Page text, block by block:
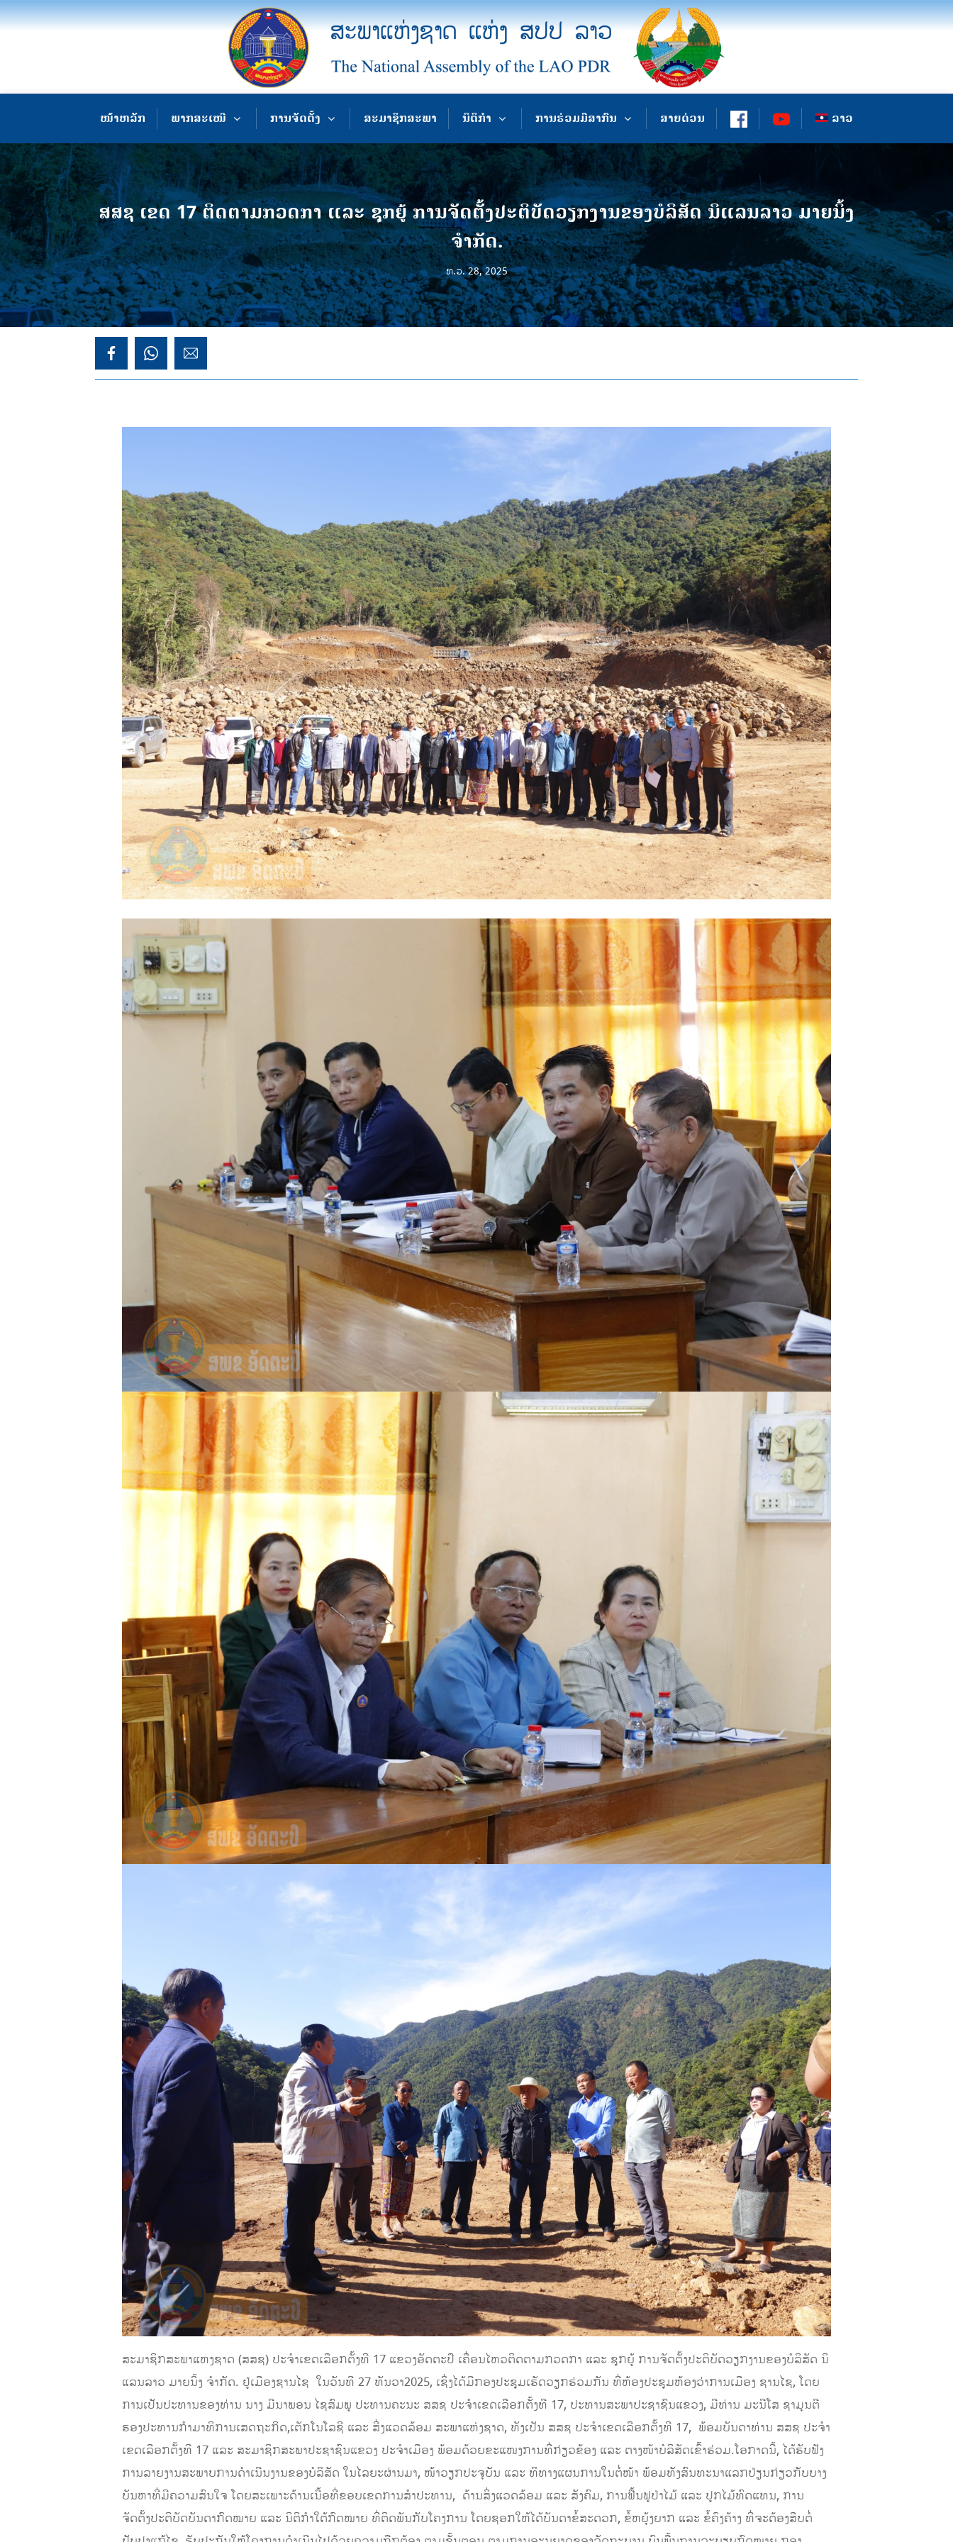
ໜ້າຫລັກ ພາກສະເໜີ ການຈັດຕັ້ງ ສະມາຊິກສະພາ ນິຕິກຳ ການຮ່ວມມືສາກົນ ສາຍດ່ວນ ລາວ
ສສຊ ເຂດ 17 ຕິດຕາມກວດກາ ແລະ ຊຸກຍູ້ ການຈັດຕັ້ງປະຕິບັດວຽກງານຂອງບໍລິສັດ ນິແລນລາວ ມາຍນິ້ງ
ຈໍາກັດ.
ທ.ວ. 28, 2025
ສະມາຊິກສະພາແຫງຊາດ (ສສຊ) ປະຈໍາເຂດເລືອກຕັ້ງທີ 17 ແຂວງອັດຕະປື ເຄື່ອນໄຫວຕິດຕາມກວດກາ ແລະ ຊຸກຍູ້ ການຈັດຕັ້ງປະຕິບັດວຽກງານຂອງບໍລິສັດ ນິ
ແລນລາວ ມາຍນິ້ງ ຈໍາກັດ. ຢູ່ເມືອງຊານໄຊ ໃນວັນທີ 27 ທັນວາ2025, ເຊິ່ງໄດ້ມີກອງປະຊຸມເຮັດວຽກຮ່ວມກັນ ທີ່ຫ້ອງປະຊຸມຫ້ອງວ່າການເມືອງ ຊານໄຊ, ໂດຍ
ການເປັນປະທານຂອງທ່ານ ນາງ ມີນາພອນ ໄຊສົມພູ ປະທານຄະນະ ສສຊ ປະຈໍາເຂດເລືອກຕັ້ງທີ 17, ປະທານສະພາປະຊາຊົນແຂວງ, ມີທ່ານ ມະນີໂສ ຊາມຸນຕີ
ຮອງປະທານກໍາມາທິການເສດຖະກິດ,ເຕັກໂນໂລຊີ ແລະ ສີ່ງແວດລ້ອມ ສະພາແຫ່ງຊາດ, ທັງເປັນ ສສຊ ປະຈໍາເຂດເລືອກຕັ້ງທີ 17, ພ້ອມບັນດາທ່ານ ສສຊ ປະຈໍາ
ເຂດເລືອກຕັ້ງທີ 17 ແລະ ສະມາຊິກສະພາປະຊາຊົນແຂວງ ປະຈໍາເມືອງ ພ້ອມດ້ວຍຂະແໜງການທີ່ກ່ຽວຂ້ອງ ແລະ ຕາງໜ້າບໍລິສັດເຂົ້້າຮ່ວມ.ໂອກາດນີ້, ໄດ້ຮັບຟັງ
ການລາຍງານສະພາບການດໍາເນີນງານຂອງບໍລິສັດ ໃນໄລຍະຜ່ານມາ, ໜ້າວຽກປະຈຸບັນ ແລະ ທິທາງແຜນການໃນຕໍ່ໜ້າ ພ້ອມທັງສົນທະນາແລກປ່ຽນກ່ຽວກັບບາງ
ບັນຫາທີ່ມີຄວາມສົນໃຈ ໂດຍສະເພາະດ້ານເນື້ອທີ່ຂອບເຂດການສໍາປະທານ, ດ້ານສິ່ງແວດລ້ອມ ແລະ ສັງຄົມ, ການຟື້ນຟູປ່າໄມ້ ແລະ ປູກໄມ້ທົດແທນ, ການ
ຈັດຕັ້ງປະຕິບັດບັນດາກົດໝາຍ ແລະ ນິຕິກໍາໃຕ້ກົດໝາຍ ທີ່ຕິດພັນກັບໂຄງການ ໂດຍຊອກໃຫ້ໄດ້ບັນດາຂໍ້ສະດວກ, ຂໍ້ຫຍຸ້ງຍາກ ແລະ ຂໍ້ຄົງຄ້າງ ທີ່ຈະຕ້ອງສືບຕໍ່